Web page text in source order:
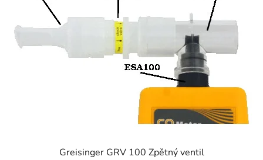
Greisinger GRV 100 Zpětný ventil